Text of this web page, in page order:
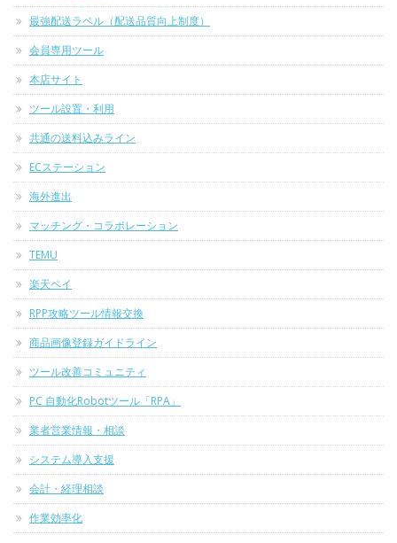
最強配送ラベル（配送品質向上制度）
会員専用ツール
本店サイト
ツール設置・利用
共通の送料込みライン
ECステーション
海外進出
マッチング・コラボレーション
TEMU
楽天ペイ
RPP攻略ツール情報交換
商品画像登録ガイドライン
ツール改善コミュニティ
PC 自動化Robotツール「RPA」
業者営業情報・相談
システム導入支援
会計・経理相談
作業効率化